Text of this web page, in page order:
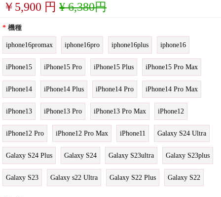
￥ 5,900 円 ¥ 6,380円
* 機種
iphone16promax iphone16pro iphone16plus iphone16
iPhone15 iPhone15 Pro iPhone15 Plus iPhone15 Pro Max
iPhone14 iPhone14 Plus iPhone14 Pro iPhone14 Pro Max
iPhone13 iPhone13 Pro iPhone13 Pro Max iPhone12
iPhone12 Pro iPhone12 Pro Max iPhone11 Galaxy S24 Ultra
Galaxy S24 Plus Galaxy S24 Galaxy S23ultra Galaxy S23plus
Galaxy S23 Galaxy s22 Ultra Galaxy S22 Plus Galaxy S22